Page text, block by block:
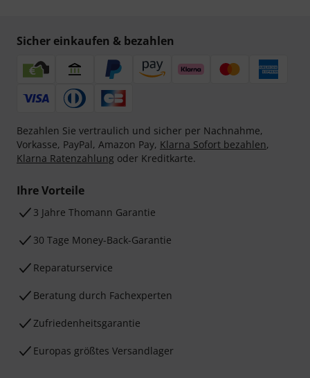
Sicher einkaufen & bezahlen
Bezahlen Sie vertraulich und sicher per Nachnahme,
Vorkasse, PayPal, Amazon Pay, Klarna Sofort bezahlen,
Klarna Ratenzahlung oder Kreditkarte.
Ihre Vorteile
3 Jahre Thomann Garantie
30 Tage Money-Back-Garantie
Reparaturservice
Beratung durch Fachexperten
Zufriedenheitsgarantie
Europas größtes Versandlager